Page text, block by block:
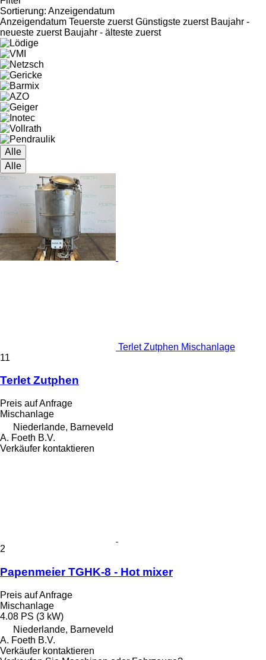
Sortierung: Anzeigendatum
Anzeigendatum Teuerste zuerst Günstigste zuerst Baujahr -
neueste zuerst Baujahr - älteste zuerst
Alle
Alle
Terlet Zutphen Mischanlage
11
Terlet Zutphen
Preis auf Anfrage
Mischanlage
Niederlande, Barneveld
A. Foeth B.V.
Verkäufer kontaktieren
2
Papenmeier TGHK-8 - Hot mixer
Preis auf Anfrage
Mischanlage
4.08 PS (3 kW)
Niederlande, Barneveld
A. Foeth B.V.
Verkäufer kontaktieren